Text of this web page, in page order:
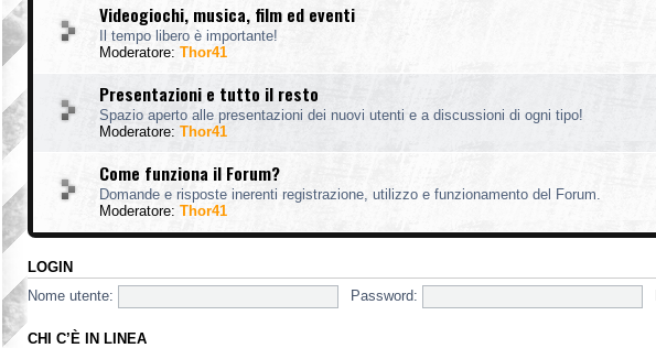
Videogiochi, musica, film ed eventi
Il tempo libero è importante!
Moderatore: Thor41
Presentazioni e tutto il resto
Spazio aperto alle presentazioni dei nuovi utenti e a discussioni di ogni tipo!
Moderatore: Thor41
Come funziona il Forum?
Domande e risposte inerenti registrazione, utilizzo e funzionamento del Forum.
Moderatore: Thor41
LOGIN
Nome utente: Password:
CHI C’È IN LINEA